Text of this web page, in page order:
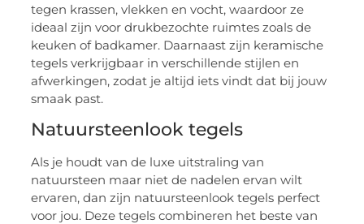
tegen krassen, vlekken en vocht, waardoor ze
ideaal zijn voor drukbezochte ruimtes zoals de
keuken of badkamer. Daarnaast zijn keramische
tegels verkrijgbaar in verschillende stijlen en
afwerkingen, zodat je altijd iets vindt dat bij jouw
smaak past.
Natuursteenlook tegels
Als je houdt van de luxe uitstraling van
natuursteen maar niet de nadelen ervan wilt
ervaren, dan zijn natuursteenlook tegels perfect
voor jou. Deze tegels combineren het beste van